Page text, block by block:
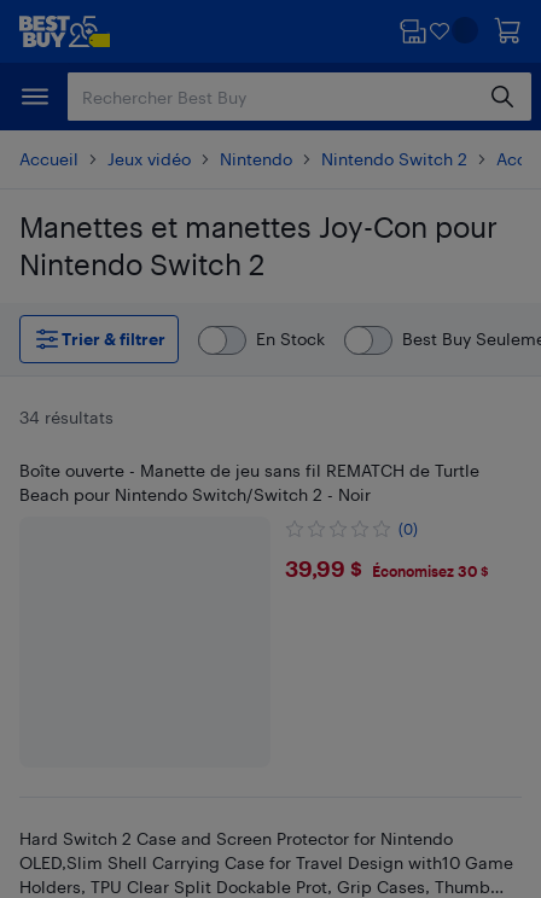
Passer
principal
Passer
Accueil Jeux vidéo Nintendo Nintendo Switch 2
Manettes et manettes Joy-Con pour
Nintendo Switch 2
Passer aux résultats
Trier & filtrer
En Stock Best Buy
34 résultats
Boîte ouverte - Manette de jeu sans fil REMATCH de Turtle
Beach pour Nintendo Switch/Switch 2 - Noir
(0)
$39.99
39,99 $ Économisez 30 $
Hard Switch 2 Case and Screen Protector for Nintendo
OLED,Slim Shell Carrying Case for Travel Design with10 Game
Holders, TPU Clear Split Dockable Prot, Grip Cases, Thumb